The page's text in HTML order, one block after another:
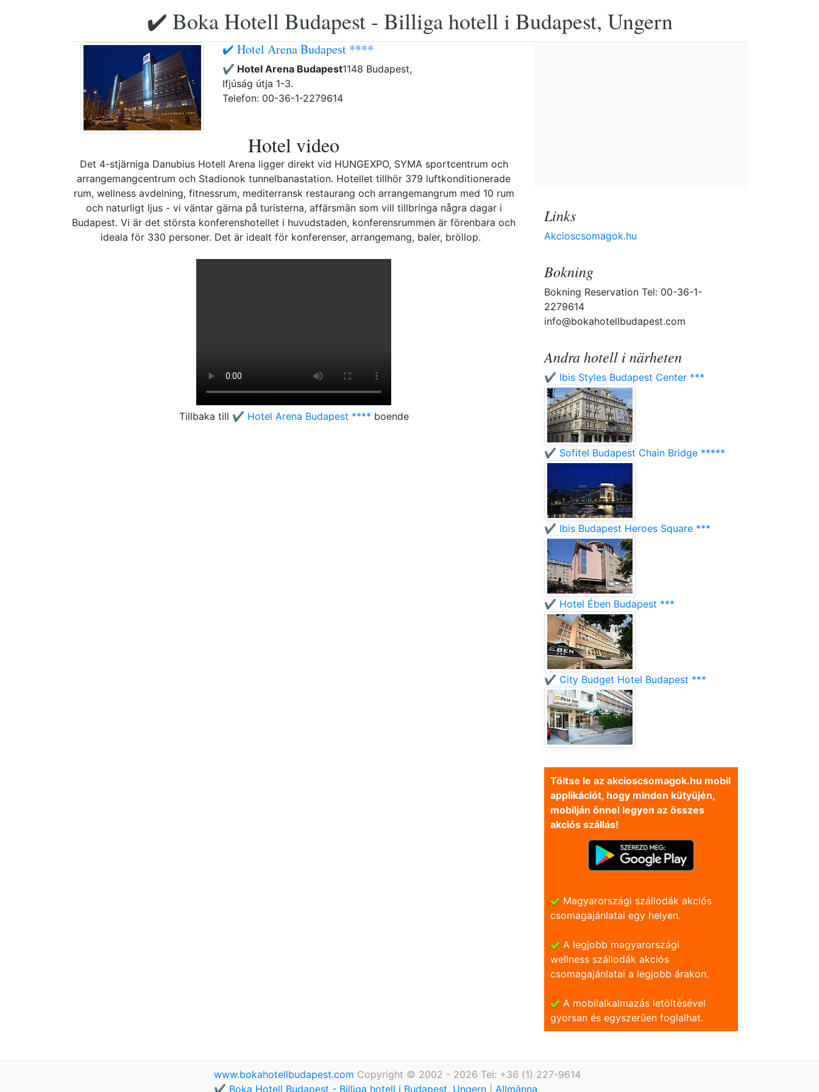
✔️ Boka Hotell Budapest - Billiga hotell i Budapest, Ungern
✔️ Hotel Arena Budapest ****
✔️ Hotel Arena Budapest1148 Budapest,
Ifjúság útja 1-3.
Telefon: 00-36-1-2279614
Hotel video
Det 4-stjärniga Danubius Hotell Arena ligger direkt vid HUNGEXPO, SYMA sportcentrum och
arrangemangcentrum och Stadionok tunnelbanastation. Hotellet tillhör 379 luftkonditionerade
rum, wellness avdelning, fitnessrum, mediterransk restaurang och arrangemangrum med 10 rum
och naturligt ljus - vi väntar gärna på turisterna, affärsmän som vill tillbringa några dagar i
Budapest. Vi är det största konferenshotellet i huvudstaden, konferensrummen är förenbara och
ideala för 330 personer. Det är idealt för konferenser, arrangemang, baler, bröllop.
Tillbaka till ✔️ Hotel Arena Budapest **** boende
Links
Akcioscsomagok.hu
Bokning
Bokning Reservation Tel: 00-36-1-
2279614
info@bokahotellbudapest.com
Andra hotell i närheten
✔️ Ibis Styles Budapest Center ***
✔️ Sofitel Budapest Chain Bridge *****
✔️ Ibis Budapest Heroes Square ***
✔️ Hotel Ében Budapest ***
✔️ City Budget Hotel Budapest ***
Töltse le az akcioscsomagok.hu mobil
applikációt, hogy minden kütyüjén,
mobilján önnel legyen az összes
akciós szállás!
Magyarországi szállodák akciós
csomagajánlatai egy helyen.
A legjobb magyarországi
wellness szállodák akciós
csomagajánlatai a legjobb árakon.
A mobilalkalmazás letöltésével
gyorsan és egyszerũen foglalhat.
www.bokahotellbudapest.com Copyright © 2002 - 2026 Tel: +36 (1) 227-9614
✔️ Boka Hotell Budapest - Billiga hotell i Budapest, Ungern
Allmänna